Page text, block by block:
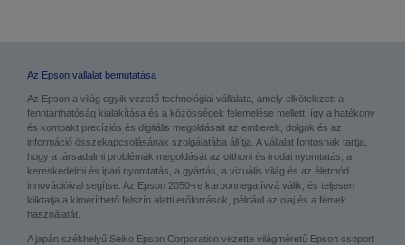
Az Epson vállalat bemutatása
Az Epson a világ egyik vezető technológiai vállalata, amely elkötelezett a
fenntarthatóság kialakítása és a közösségek felemelése mellett, így a hatékony
és kompakt precíziós és digitális megoldásait az emberek, dolgok és az
információ összekapcsolásának szolgálatába állítja. A vállalat fontosnak tartja,
hogy a társadalmi problémák megoldását az otthoni és irodai nyomtatás, a
kereskedelmi és ipari nyomtatás, a gyártás, a vizuális világ és az életmód
innovációival segítse. Az Epson 2050-re karbonnegatívvá válik, és teljesen
kiiktatja a kimeríthető felszín alatti erőforrások, például az olaj és a fémek
használatát.
A japán székhelyű Seiko Epson Corporation vezette világméretű Epson csoport